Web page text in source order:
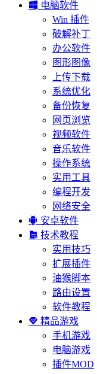
 电脑软件
Win 插件
破解补丁
办公软件
图形图像
上传下载
系统优化
备份恢复
网页浏览
视频软件
音乐软件
操作系统
实用工具
编程开发
网络安全
 安卓软件
 技术教程
实用技巧
扩展插件
油猴脚本
路由设置
软件教程
 精品游戏
手机游戏
电脑游戏
插件MOD